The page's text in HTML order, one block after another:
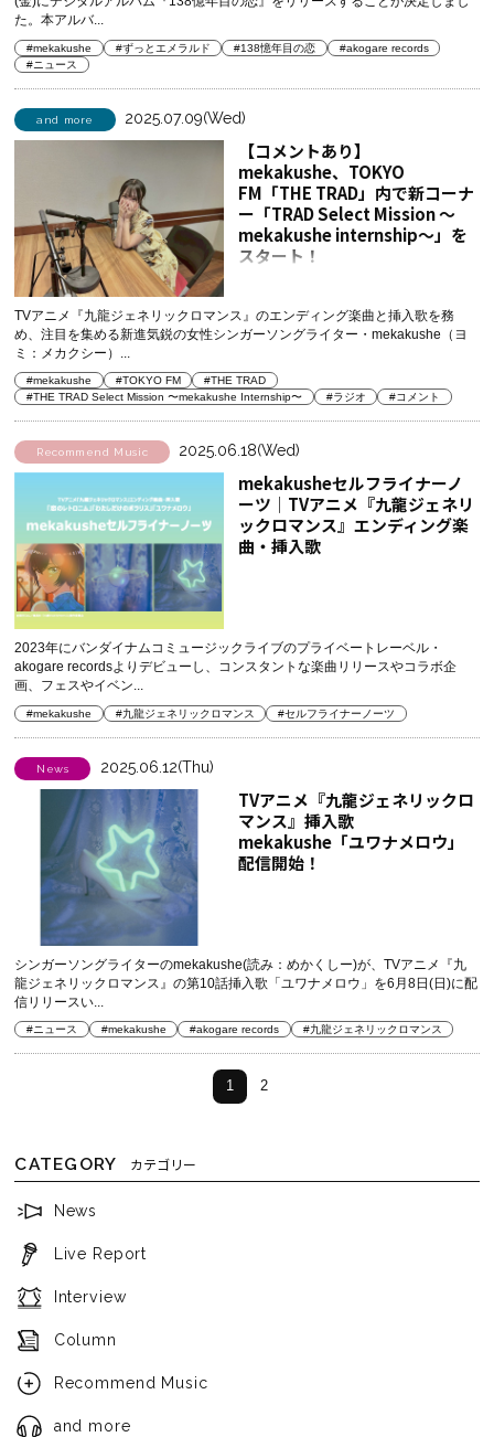
た。本アルバ...
#mekakushe #ずっとエメラルド #138憶年目の恋
#akogare records
#ニュース
and more 2025.07.09(Wed)
【コメントあり】
mekakushe、TOKYO
FM「THE TRAD」内で新コーナ
ー「TRAD Select Mission ～
mekakushe internship～」を
スタート！
TVアニメ『九龍ジェネリックロマンス』のエンディング楽曲と挿入歌を務
め、注目を集める新進気鋭の女性シンガーソングライター・mekakushe（ヨ
ミ：メカクシー）...
#mekakushe #TOKYO FM
#THE TRAD
#THE TRAD Select Mission 〜mekakushe Internship〜
#ラジオ #コメント
Recommend Music 2025.06.18(Wed)
mekakusheセルフライナーノ
ーツ│TVアニメ『九龍ジェネリ
ックロマンス』エンディング楽
曲・挿入歌
2023年にバンダイナムコミュージックライブのプライベートレーベル・
akogare recordsよりデビューし、コンスタントな楽曲リリースやコラボ企
画、フェスやイベン...
#mekakushe #九龍ジェネリックロマンス #セルフライナーノーツ
News 2025.06.12(Thu)
TVアニメ『九龍ジェネリックロ
マンス』挿入歌
mekakushe「ユワナメロウ」
配信開始！
シンガーソングライターのmekakushe(読み：めかくしー)が、TVアニメ『九
龍ジェネリックロマンス』の第10話挿入歌「ユワナメロウ」を6月8日(日)に配
信リリースい...
#ニュース #mekakushe #akogare records #九龍ジェネリックロマンス
1 2
CATEGORY カテゴリー
News
Live Report
Interview
Column
Recommend Music
and more